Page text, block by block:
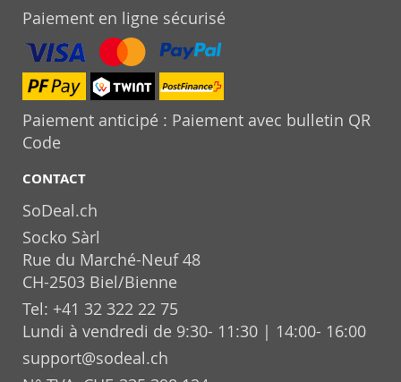
Paiement en ligne sécurisé
Paiement anticipé : Paiement avec bulletin QR
Code
CONTACT
SoDeal.ch
Socko Sàrl
Rue du Marché-Neuf 48
CH-2503 Biel/Bienne
Tel: +41 32 322 22 75
Lundi à vendredi de 9:30- 11:30 | 14:00- 16:00
support@sodeal.ch